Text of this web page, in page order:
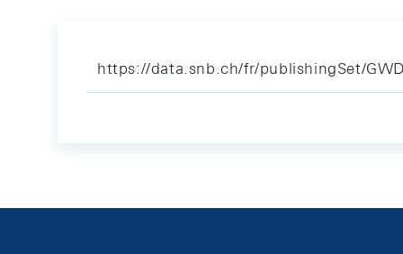
https://data.snb.ch/fr/publishingSet/